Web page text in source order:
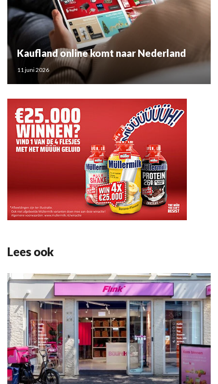
Kaufland online komt naar Nederland
11 juni 2026
Lees ook